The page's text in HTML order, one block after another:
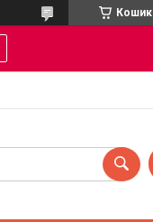
Кошик